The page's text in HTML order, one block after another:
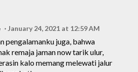
January 24, 2021 at 12:59 AM
pengalamanku juga, bahwa
remaja jaman now tarik ulur,
kalo memang melewati jalur